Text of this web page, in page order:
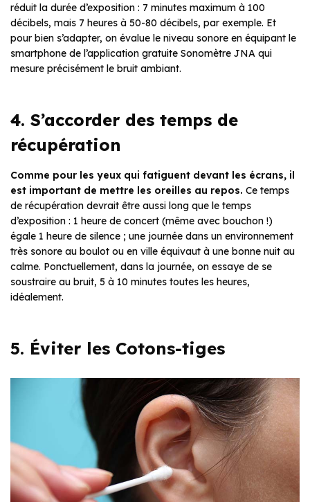
réduit la durée d’exposition : 7 minutes maximum à 100
décibels, mais 7 heures à 50-80 décibels, par exemple. Et
pour bien s’adapter, on évalue le niveau sonore en équipant le
smartphone de l’application gratuite Sonomètre JNA qui
mesure précisément le bruit ambiant.
4. S’accorder des temps de
récupération
Comme pour les yeux qui fatiguent devant les écrans, il
est important de mettre les oreilles au repos. Ce temps
de récupération devrait être aussi long que le temps
d’exposition : 1 heure de concert (même avec bouchon !)
égale 1 heure de silence ; une journée dans un environnement
très sonore au boulot ou en ville équivaut à une bonne nuit au
calme. Ponctuellement, dans la journée, on essaye de se
soustraire au bruit, 5 à 10 minutes toutes les heures,
idéalement.
5. Éviter les Cotons-tiges